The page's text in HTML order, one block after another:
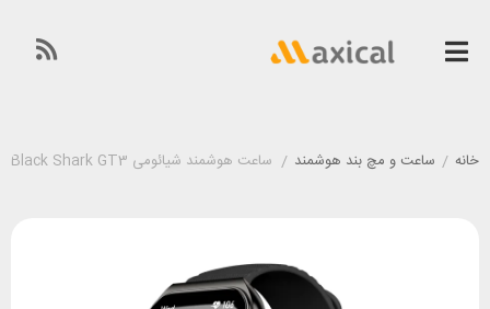
خانه / ساعت و مچ بند هوشمند / ساعت هوشمند شیائومی Black Shark GT3